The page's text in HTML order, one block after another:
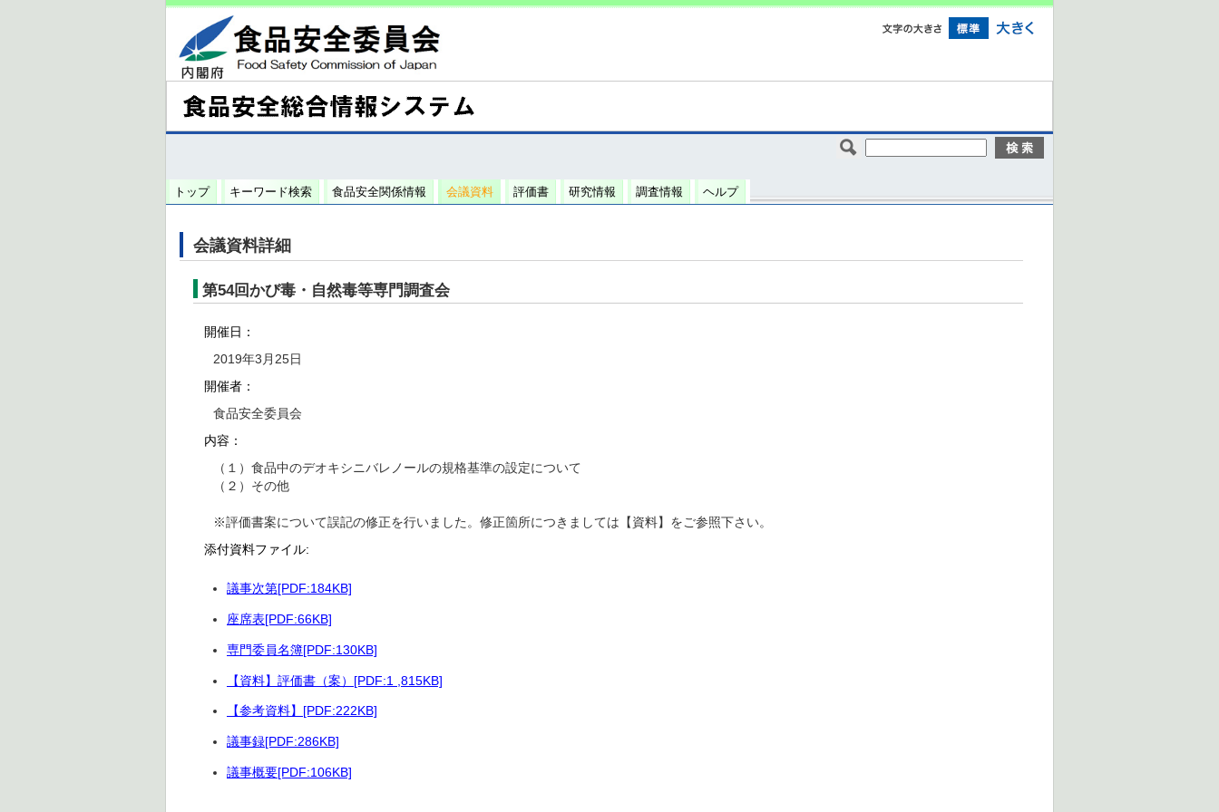
トップ キーワード検索 食品安全関係情報 会議資料 評価書 研究情報 調査情報 ヘルプ
会議資料詳細
第54回かび毒・自然毒等専門調査会
開催日：
2019年3月25日
開催者：
食品安全委員会
内容：
（１）食品中のデオキシニバレノールの規格基準の設定について
（２）その他
※評価書案について誤記の修正を行いました。修正箇所につきましては【資料】をご参照下さい。
添付資料ファイル:
議事次第[PDF:184KB]
座席表[PDF:66KB]
専門委員名簿[PDF:130KB]
【資料】評価書（案）[PDF:1 ,815KB]
【参考資料】[PDF:222KB]
議事録[PDF:286KB]
議事概要[PDF:106KB]